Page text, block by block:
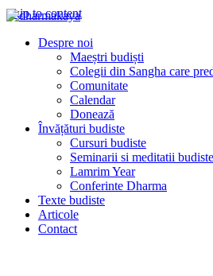
Skip to content
Dharmakaya
înțelepciune pentru viață
Despre noi
Maeștri budiști
Colegii din Sangha care
Comunitate
Calendar
Donează
Învățături budiste
Cursuri budiste
Seminarii si meditatii budiste
Lamrim Year
Conferinte Dharma
Texte budiste
Articole
Contact